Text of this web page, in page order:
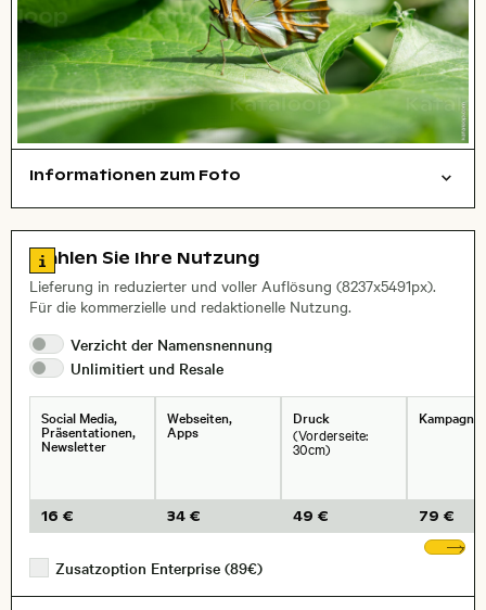
Informationen zum Foto
Zu den Lizenzinformationen springen
Wählen Sie Ihre Nutzung
Lieferung in reduzierter und voller Auflösung (8237x5491px).
Für die kommerzielle und redaktionelle Nutzung.
Verzicht der Namensnennung
Unlimitiert und Resale
Social Media,
Präsentationen,
Newsletter
16 €
Webseiten,
Apps
34 €
Druck
(Vorderseite:
30cm)
49 € 79 €
Zusatzoption Enterprise (89€)